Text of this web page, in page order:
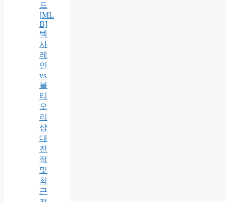
드
[ML
B]
텍
사
레
인
vs
볼
티
오
리
상
대
전
적
및
최
근